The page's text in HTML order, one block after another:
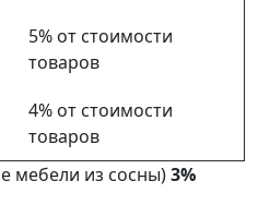
5% от стоимости
товаров
4% от стоимости
товаров
мебели из сосны)3%